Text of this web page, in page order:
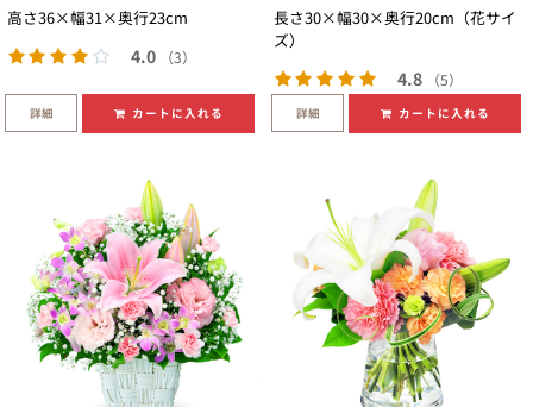
高さ36×幅31×奥行23cm
4.0 （3）
詳細 カートに入れる
長さ30×幅30×奥行20cm（花サイ
ズ）
4.8 （5）
詳細 カートに入れる